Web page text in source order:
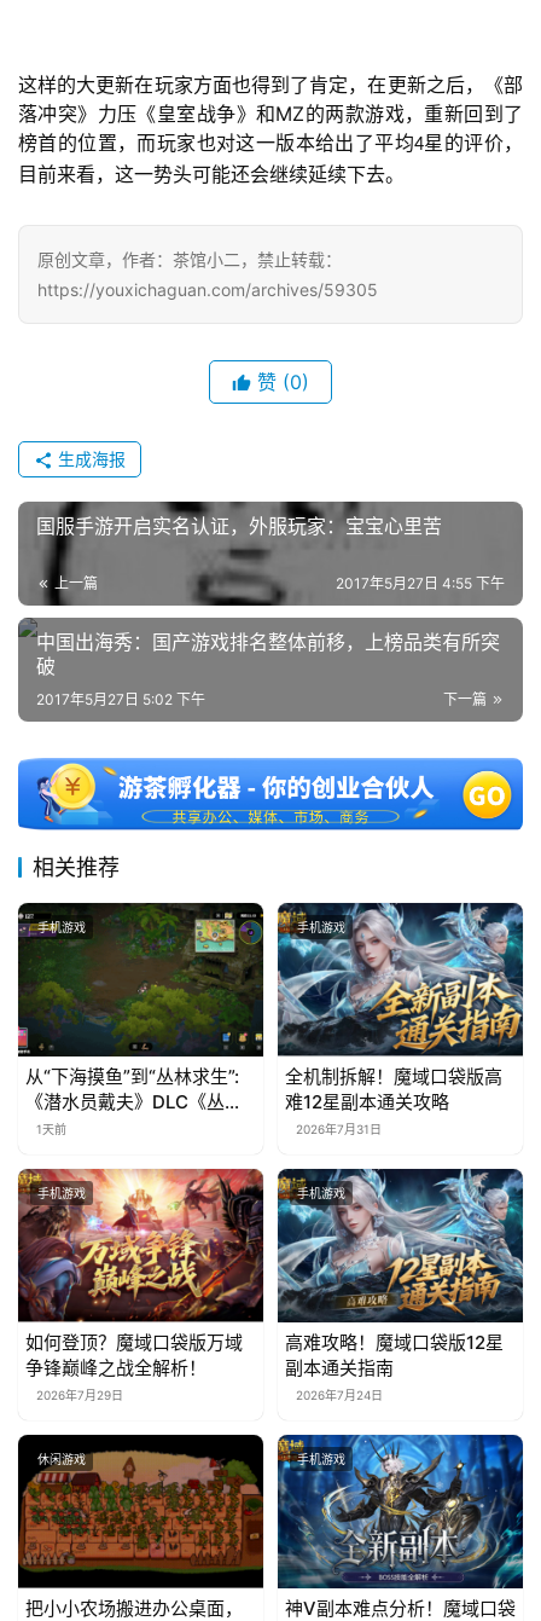
7
月
3
日
游
会
上
海
站
中
文
(
中
这样的大更新在玩家方面也得到了肯定，在更新之后，《部
落冲突》力压《皇室战争》和MZ的两款游戏，重新回到了
榜首的位置，而玩家也对这一版本给出了平均4星的评价，
目前来看，这一势头可能还会继续延续下去。
原创文章，作者：茶馆小二，禁止转载：
https://youxichaguan.com/archives/59305
赞 (0)
生成海报
国服手游开启实名认证，外服玩家：宝宝心里苦
上一篇 2017年5月27日 4:55 下午
中国出海秀：国产游戏排名整体前移，上榜品类有所突
破
下一篇
2017年5月27日 5:02 下午
相关推荐
手机游戏
从“下海摸鱼”到“丛林求生”:
《潜水员戴夫》DLC《丛
林》移动端定档8月14日
1天前
手机游戏
全机制拆解！魔域口袋版高
难12星副本通关攻略
2026年7月31日
手机游戏
如何登顶？魔域口袋版万域
争锋巅峰之战全解析！
2026年7月29日
手机游戏
高难攻略！魔域口袋版12星
副本通关指南
2026年7月24日
休闲游戏
把小小农场搬进办公桌面，
手机游戏
神V副本难点分析！魔域口袋